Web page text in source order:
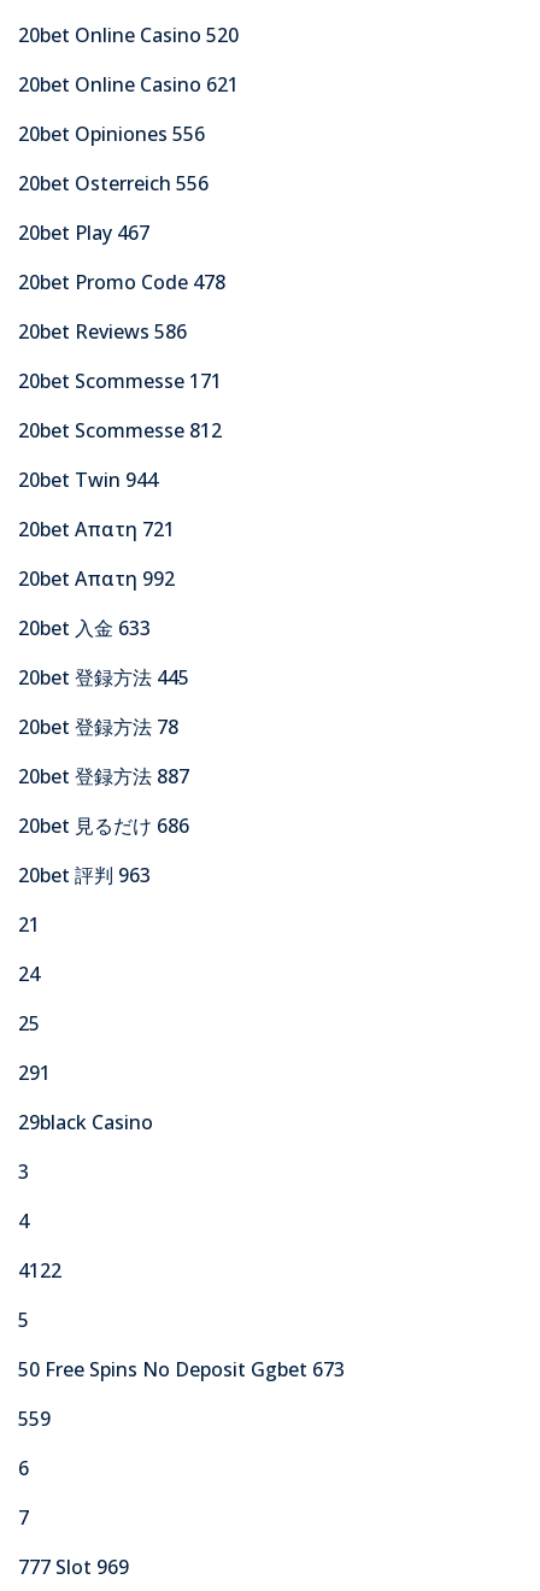
20bet Online Casino 520
20bet Online Casino 621
20bet Opiniones 556
20bet Osterreich 556
20bet Play 467
20bet Promo Code 478
20bet Reviews 586
20bet Scommesse 171
20bet Scommesse 812
20bet Twin 944
20bet Απατη 721
20bet Απατη 992
20bet 入金 633
20bet 登録方法 445
20bet 登録方法 78
20bet 登録方法 887
20bet 見るだけ 686
20bet 評判 963
21
24
25
291
29black Casino
3
4
4122
5
50 Free Spins No Deposit Ggbet 673
559
6
7
777 Slot 969